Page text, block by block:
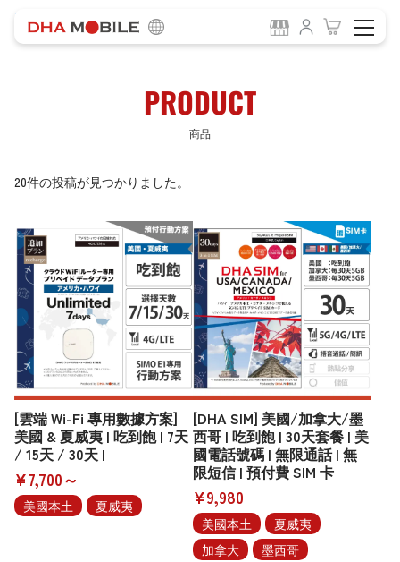
HOME
PRODUCT
商品
20件の投稿が見つかりました。
[雲端 Wi-Fi 專用數據方案]
美國 & 夏威夷 | 吃到飽 | 7天
/ 15天 / 30天 |
¥7,700～
美國本土 夏威夷
[DHA SIM] 美國/加拿大/墨
西哥 | 吃到飽 | 30天套餐 | 美
國電話號碼 | 無限通話 | 無
限短信 | 預付費 SIM 卡
¥9,980
美國本土
夏威夷
加拿大
墨西哥